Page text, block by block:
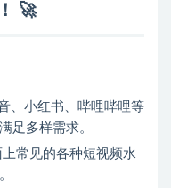
🚀
、小红书、哔哩哔哩等
足多样需求。
上常见的各种短视频水